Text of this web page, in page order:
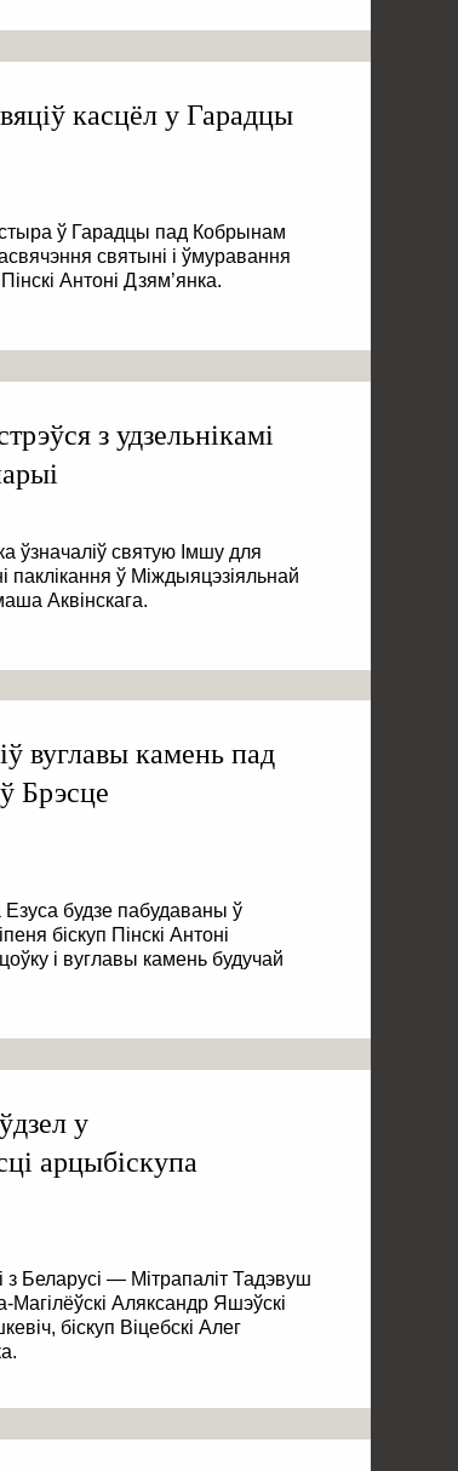
касцёл у Гарадцы
ў Гарадцы пад Кобрынам
святыні і ўмуравання
Антоні Дзям’янка.
з удзельнікамі
ўзначаліў святую Імшу для
паклікання ў Міждыяцэзіяльнай
Аквінскага.
вуглавы камень пад
Брэсце
будзе пабудаваны ў
біскуп Пінскі Антоні
і вуглавы камень будучай
у
арцыбіскупа
з Беларусі — Мітрапаліт Тадэвуш
Магілёўскі Аляксандр Яшэўскі
біскуп Віцебскі Алег